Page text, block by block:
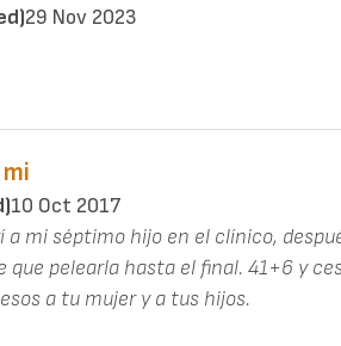
29 Nov 2023
10 Oct 2017
a mi séptimo hijo en el clínico,
que pelearla hasta el final. 41+6 y
a tu mujer y a tus hijos.